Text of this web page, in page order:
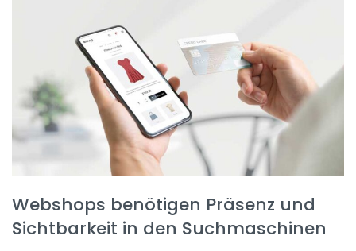
Webshops benötigen Präsenz und
Sichtbarkeit in den Suchmaschinen